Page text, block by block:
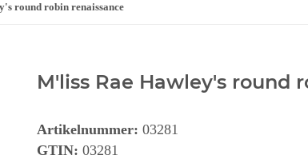
round robin renaissance
M'liss Rae Hawley's round
Artikelnummer: 03281
GTIN: 03281